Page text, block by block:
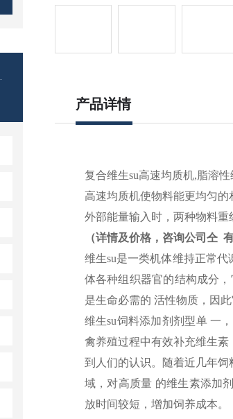
产品详情
复合维生su高速均质机,脂溶
高速均质机使物料能更均匀
外部能量输入时，两种物料重
（详情及价格，咨询公司仝
维生su是一类机体维持正常
体各种组织器官的结构成分
是生命必需的 活性物质，因
维生su饲料添加剂剂型单 一
禽养殖过程中有效补充维生
到人们的认识。随着近几年
域，对高质量 的维生素添加
放时间较短，增加饲养成本。